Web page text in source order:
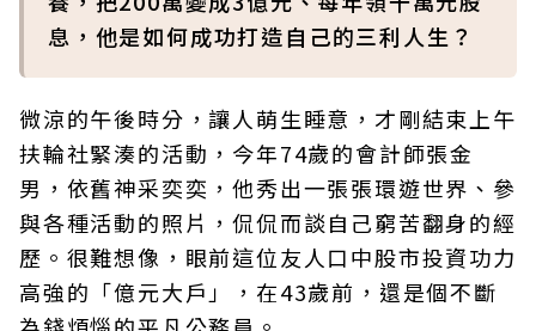
息，他是如何成功打造自己的三利人生？
微涼的午後時分，讓人萌生睡意，才剛結束上午
扶輪社緊湊的活動，今年74歲的會計師張金
男，依舊神采奕奕，他秀出一張張環遊世界、參
與各種活動的照片，侃侃而談自己窮苦翻身的經
歷。很難想像，眼前這位友人口中股市投資功力
高強的「億元大戶」，在43歲前，還是個不斷